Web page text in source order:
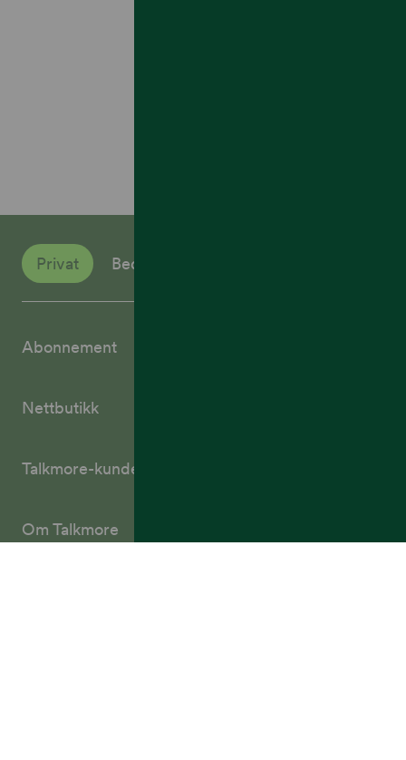
Privat Bedrift
Abonnement
Nettbutikk
Talkmore-kunder
Om Talkmore